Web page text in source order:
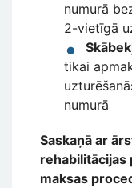
numurā
2-vietīgā
tikai
numurā
Saskaņā ar
rehabilitācijas
maksas